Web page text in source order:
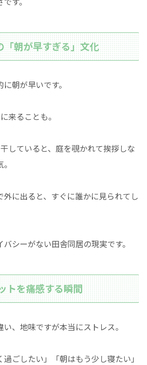
「朝が早すぎる」文化
朝が早いです。
来ることも。
していると、庭を覗かれて挨拶しな
に出ると、すぐに誰かに見られてし
シーがない田舎同居の現実です。
トを痛感する瞬間
、地味ですが本当にストレス。
過ごしたい」「朝はもう少し寝たい」